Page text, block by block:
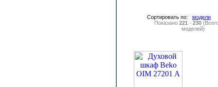
Сортировать по: модели
Показано 221 - 230
моделей)